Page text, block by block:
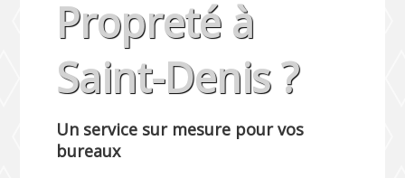
Propreté à
Saint-Denis ?
Un service sur mesure pour vos
bureaux